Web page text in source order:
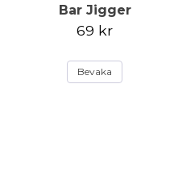
Bar Jigger
69 kr
Bevaka